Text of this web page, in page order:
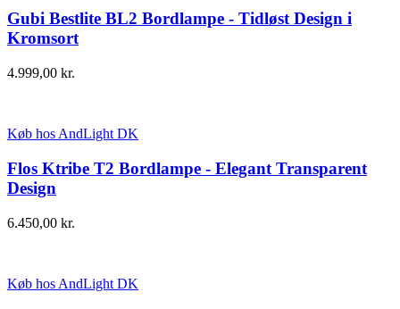
Gubi Bestlite BL2 Bordlampe - Tidløst Design i
Kromsort
4.999,00 kr.
Køb hos AndLight DK
Flos Ktribe T2 Bordlampe - Elegant Transparent
Design
6.450,00 kr.
Køb hos AndLight DK